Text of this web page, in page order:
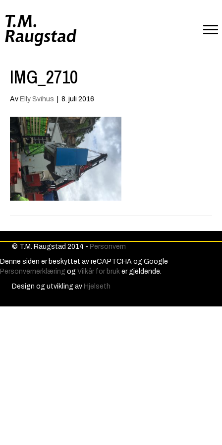
IMG_2710
Av Elly Svihus 8. juli 2016
© T.M. Raugstad 2014 - Personvern
Denne siden er beskyttet av reCAPTCHA og Google
Personvernerklæring og Vilkår for bruk er gjeldende.
Design og utvikling av Hjelseth